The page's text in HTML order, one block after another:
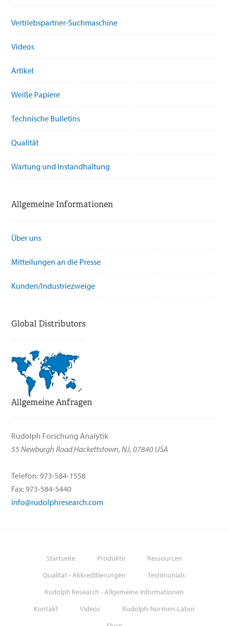
Vertriebspartner-Suchmaschine
Videos
Artikel
Weiße Papiere
Technische Bulletins
Qualität
Wartung und Instandhaltung
Allgemeine Informationen
Über uns
Mitteilungen an die Presse
Kunden/Industriezweige
Global Distributors
Allgemeine Anfragen
Rudolph Forschung Analytik
55 Newburgh Road Hackettstown, NJ, 07840 USA
Telefon: 973-584-1558
Fax: 973-584-5440
info@rudolphresearch.com
Startseite Produkte
Ressourcen
Qualität - Akkreditierungen
Testimonials
Rudolph Research - Allgemeine Informationen
Kontakt
Videos
Rudolph-Normen-Labor